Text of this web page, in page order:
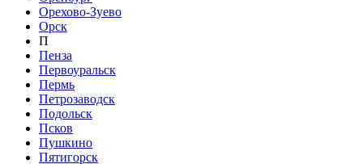
Орехово-Зуево
Орск
П
Пенза
Первоуральск
Пермь
Петрозаводск
Подольск
Псков
Пушкино
Пятигорск